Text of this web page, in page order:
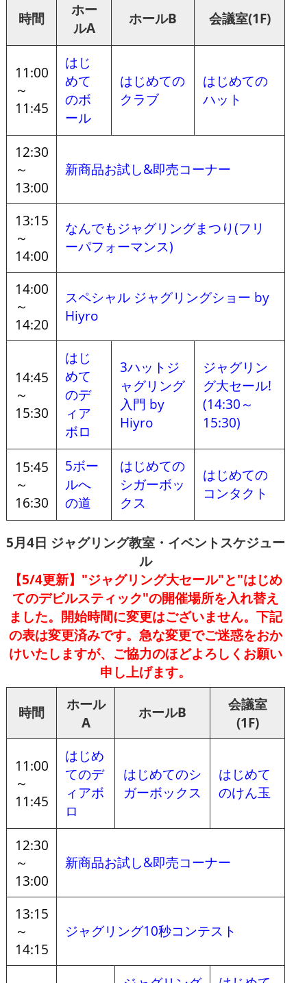
時間
ホー
ルA
ホールB 会議室(1F)
11:00
～
11:45
はじ
めて
のボ
ール
はじめての
クラブ
はじめての
ハット
12:30
～
13:00
新商品お試し&即売コーナー
13:15
～
14:00
なんでもジャグリングまつり(フリ
ーパフォーマンス)
14:00
～
14:20
スペシャル ジャグリングショー by
Hiyro
14:45
～
15:30
はじ
めて
のデ
ィア
ボロ
3ハットジ
ャグリング
入門 by
Hiyro
ジャグリン
グ大セール!
(14:30～
15:30)
15:45
～
16:30
5ボー
ルへ
の道
はじめての
シガーボッ
クス
はじめての
コンタクト
5月4日 ジャグリング教室・イベントスケジュー
ル
【5/4更新】"ジャグリング大セール"と"はじめ
てのデビルスティック"の開催場所を入れ替え
ました。開始時間に変更はございません。下記
の表は変更済みです。急な変更でご迷惑をおか
けいたしますが、ご協力のほどよろしくお願い
申し上げます。
時間
ホール
A
ホールB
会議室
(1F)
11:00
～
11:45
はじめ
てのデ
ィアボ
ロ
はじめてのシ
ガーボックス
はじめて
のけん玉
12:30
～
13:00
新商品お試し&即売コーナー
13:15
～
14:15
ジャグリング10秒コンテスト